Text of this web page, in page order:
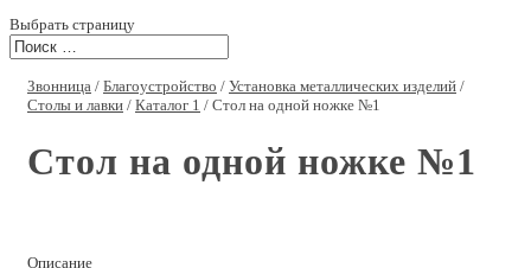
Выбрать страницу
Звонница / Благоустройство / Установка металлических изделий /
Столы и лавки / Каталог 1 / Стол на одной ножке №1
Стол на одной ножке №1
Описание